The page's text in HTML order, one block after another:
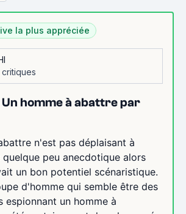
la plus appréciée
homme à abattre par
n'est pas déplaisant à
quelque peu anecdotique alors
un bon potentiel scénaristique.
d'homme qui semble être des
espionnant un homme à